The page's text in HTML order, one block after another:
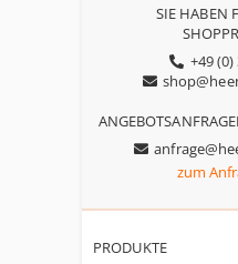
SIE HABEN
+49
zum
PRODUKTE